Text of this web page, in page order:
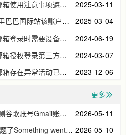
谷歌账号Gmail邮箱使用注意事项避免被风控无法登录 2025-03-11
谷歌账号登录阿里巴巴国际站该账户不支持自助验证请联系客服帮您恢复账户 2025-03-04
谷歌账号Gmail邮箱登录时需要设备验证如何删除之前的设备 2024-06-19
谷歌账号Gmail邮箱授权登录第三方应用网页的原理相互之间的关系 2024-03-07
谷歌账号Gmail邮箱存在异常活动已为您退出账号的原因及解决办法 2023-12-06
更多
如何快速批量检测谷歌账号Gmail账号状态筛选出无效账号 2026-05-11
谷歌Gemini出问题了Something went wrong在此国家/地区无法使用 2026-05-10